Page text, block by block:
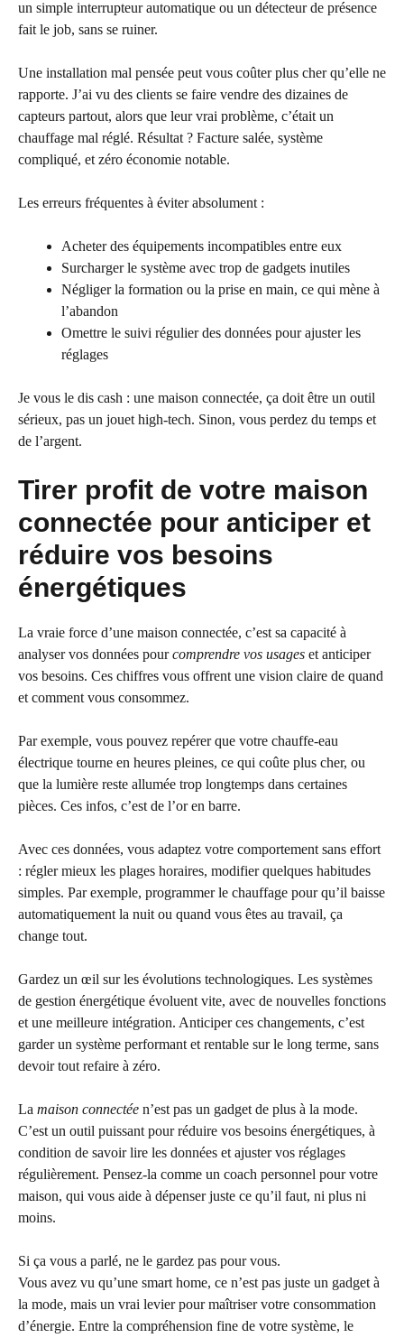
un simple interrupteur automatique ou un détecteur de présence
fait le job, sans se ruiner.
Une installation mal pensée peut vous coûter plus cher qu’elle ne
rapporte. J’ai vu des clients se faire vendre des dizaines de
capteurs partout, alors que leur vrai problème, c’était un
chauffage mal réglé. Résultat ? Facture salée, système
compliqué, et zéro économie notable.
Les erreurs fréquentes à éviter absolument :
Acheter des équipements incompatibles entre eux
Surcharger le système avec trop de gadgets inutiles
Négliger la formation ou la prise en main, ce qui mène à
l’abandon
Omettre le suivi régulier des données pour ajuster les
réglages
Je vous le dis cash : une maison connectée, ça doit être un outil
sérieux, pas un jouet high-tech. Sinon, vous perdez du temps et
de l’argent.
Tirer profit de votre maison
connectée pour anticiper et
réduire vos besoins
énergétiques
La vraie force d’une maison connectée, c’est sa capacité à
analyser vos données pourcomprendre vos usages et anticiper
vos besoins. Ces chiffres vous offrent une vision claire de quand
et comment vous consommez.
Par exemple, vous pouvez repérer que votre chauffe-eau
électrique tourne en heures pleines, ce qui coûte plus cher, ou
que la lumière reste allumée trop longtemps dans certaines
pièces. Ces infos, c’est de l’or en barre.
Avec ces données, vous adaptez votre comportement sans effort
: régler mieux les plages horaires, modifier quelques habitudes
simples. Par exemple, programmer le chauffage pour qu’il baisse
automatiquement la nuit ou quand vous êtes au travail, ça
change tout.
Gardez un œil sur les évolutions technologiques. Les systèmes
de gestion énergétique évoluent vite, avec de nouvelles fonctions
et une meilleure intégration. Anticiper ces changements, c’est
garder un système performant et rentable sur le long terme, sans
devoir tout refaire à zéro.
La maison connectée n’est pas un gadget de plus à la mode.
C’est un outil puissant pour réduire vos besoins énergétiques, à
condition de savoir lire les données et ajuster vos réglages
régulièrement. Pensez-la comme un coach personnel pour votre
maison, qui vous aide à dépenser juste ce qu’il faut, ni plus ni
moins.
Si ça vous a parlé, ne le gardez pas pour vous.
Vous avez vu qu’une smart home, ce n’est pas juste un gadget à
la mode, mais un vrai levier pour maîtriser votre consommation
d’énergie. Entre la compréhension fine de votre système, le